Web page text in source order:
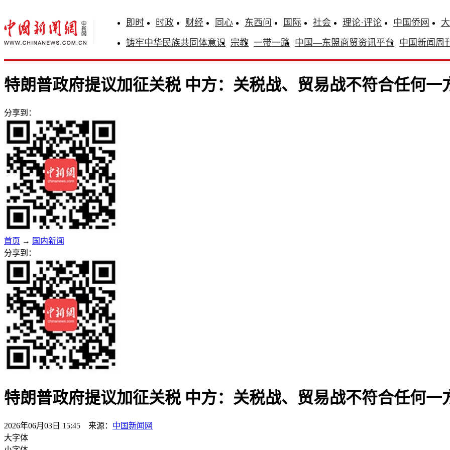
即时 时政 财经 同心 东西问 国际 社会 理论·评论 中国侨网
铸牢中华民族共同体意识 宗教 一带一路 中国—东盟商贸资讯平台 中国新闻周
特朗普政府提议加征关税 中方：关税战、贸易战不符合任何一
分享到：
首页 → 国内新闻
分享到：
特朗普政府提议加征关税 中方：关税战、贸易战不符合任何一
2026年06月03日 15:45 来源： 中国新闻网
大字体